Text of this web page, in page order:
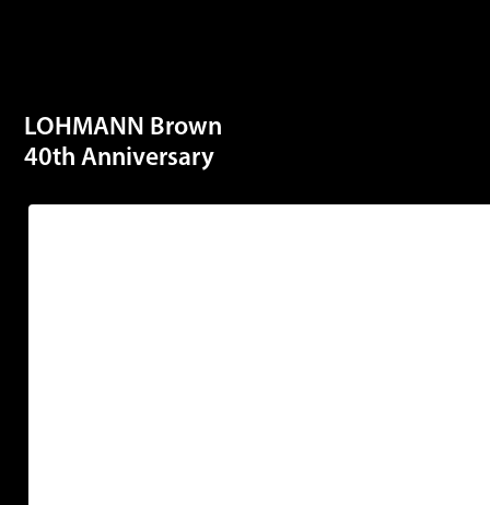
LOHMANN Brown
40th Anniversary